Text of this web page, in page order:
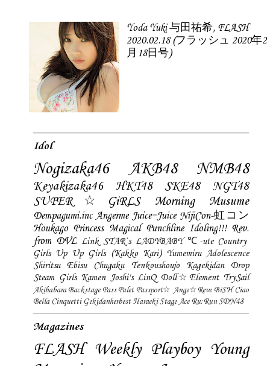
Yoda Yuki 与田祐希, FLASH
2020.02.18 (フラッシュ 2020年2
月18日号)
Idol
Nogizaka46 AKB48 NMB48
Keyakizaka46 HKT48 SKE48
NGT48
SUPER☆GiRLS
Morning Musume
Dempagumi.inc Angerme Juice=Juice NijiCon-虹コン
Houkago Princess Magical Punchline Idoling!!! Rev.
from DVL Link STAR`s LADYBABY ℃-ute Country
Girls Up Up Girls (Kakko Kari) Yumemiru Adolescence
Shiritsu Ebisu Chugaku
Tenkoushoujo Kagekidan
Drop
Steam Girls Kamen Joshi's LinQ Doll☆Element TrySail
Akihabara Backstage Pass Palet Passport☆ Ange☆Reve BiSH Ciao
Bella Cinquetti Gekidanherbest Haraeki Stage Ace Ru:Run SDN48
Magazines
FLASH Weekly Playboy Young